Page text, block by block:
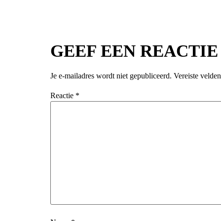
GEEF EEN REACTIE
Je e-mailadres wordt niet gepubliceerd. Vereiste
Reactie *